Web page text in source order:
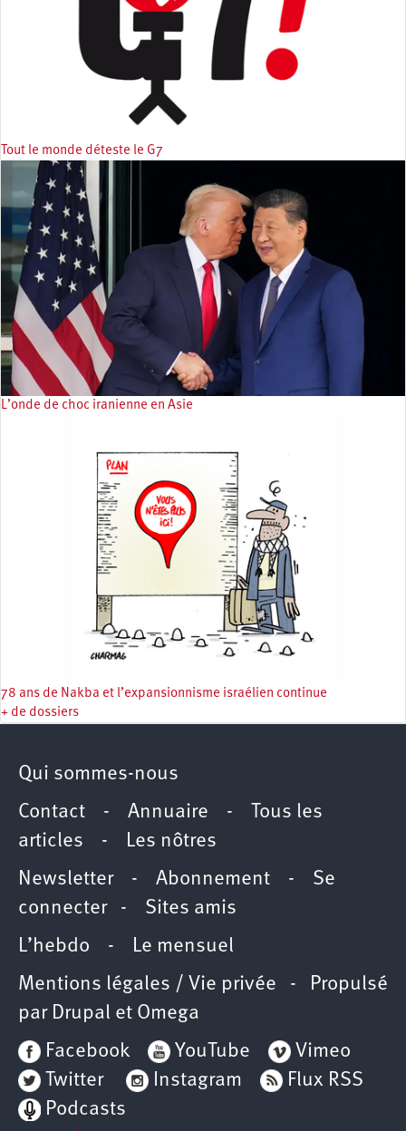
Tout le monde déteste le G7
L’onde de choc iranienne en Asie
78 ans de Nakba et l’expansionnisme israélien continue
+ de dossiers
Qui sommes-nous
Contact - Annuaire -
Tous les
articles - Les nôtres
Newsletter- Abonnement - Se
connecter- Sites amis
L’hebdo - Le mensuel
Mentions légales / Vie privée - Propulsé
par Drupal et Omega
Facebook
YouTube
Vimeo
Twitter
Instagram
Flux RSS
Podcasts